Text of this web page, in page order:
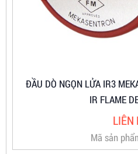
IR FLAME
LIÊN
Mã sản